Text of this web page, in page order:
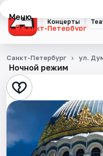
Концерты
Меню
Санкт-Петербург
Концерты
Театр
Стендап
Выставки
Квесты
Ночной режим
Санкт-Петербург ул.